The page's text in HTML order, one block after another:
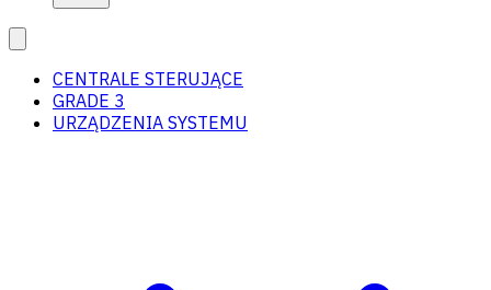
CENTRALE STERUJĄCE
GRADE 3
URZĄDZENIA SYSTEMU